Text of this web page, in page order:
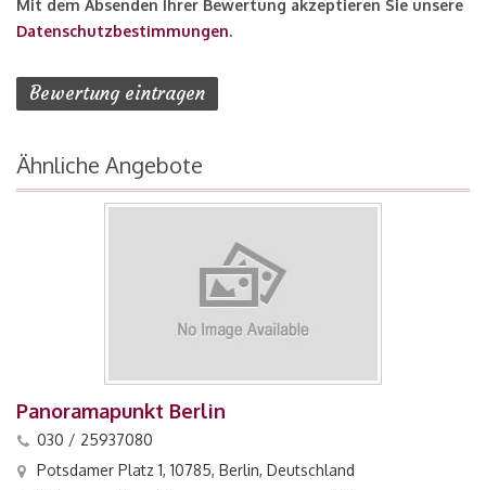
Mit dem Absenden Ihrer Bewertung akzeptieren Sie unsere
Datenschutzbestimmungen.
Ähnliche Angebote
Panoramapunkt Berlin
030 / 25937080
Potsdamer Platz 1, 10785, Berlin, Deutschland